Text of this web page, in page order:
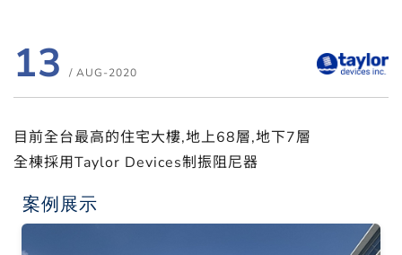
13 / AUG-2020
目前全台最高的住宅大樓,地上68層,地下7層
全棟採用Taylor Devices制振阻尼器
案例展示